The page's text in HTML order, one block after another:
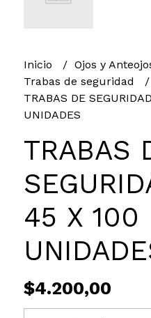
Inicio
Ojos y
Trabas de seguridad
TRABAS DE
UNIDADES
TRABAS
45 X 100
$4.200,00